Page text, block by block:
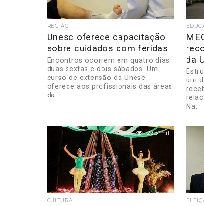
REGIÃO
Unesc oferece capacitação
sobre cuidados com feridas
Encontros ocorrem em quatro dias:
duas sextas e dois sábados. Um
curso de extensão da Unesc
oferece aos profissionais das áreas
da...
da
um
Na...
23.3 mil
CULTURA